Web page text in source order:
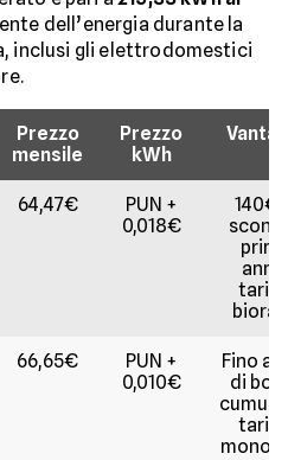
dell’energia durante la
inclusi gli elettrodomestici
Prezzo
mensile
Prezzo
kWh
64,47€
PUN +
0,018€
140€
66,65€
PUN +
0,010€
Fino a
di